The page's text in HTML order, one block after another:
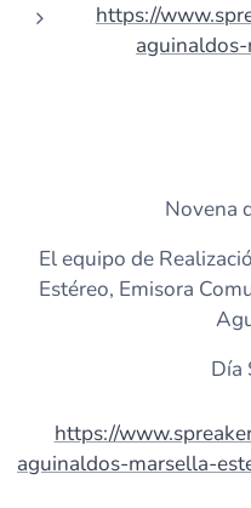
https://
Novena
El equipo de
Estéreo, Emisora
Día
https://
aguinaldos-marsella-